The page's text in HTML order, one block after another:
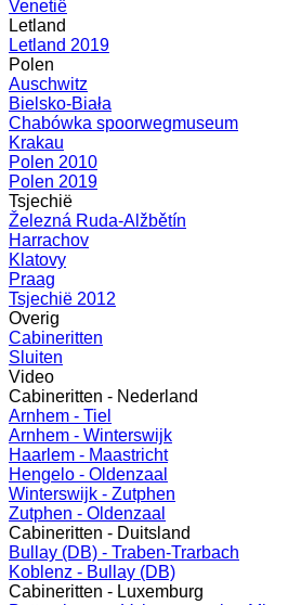
Venetië
Letland
Letland 2019
Polen
Auschwitz
Bielsko-Biała
Chabówka spoorwegmuseum
Krakau
Polen 2010
Polen 2019
Tsjechië
Železná Ruda-Alžbětín
Harrachov
Klatovy
Praag
Tsjechië 2012
Overig
Cabineritten
Sluiten
Video
Cabineritten - Nederland
Arnhem - Tiel
Arnhem - Winterswijk
Haarlem - Maastricht
Hengelo - Oldenzaal
Winterswijk - Zutphen
Zutphen - Oldenzaal
Cabineritten - Duitsland
Bullay (DB) - Traben-Trarbach
Koblenz - Bullay (DB)
Cabineritten - Luxemburg